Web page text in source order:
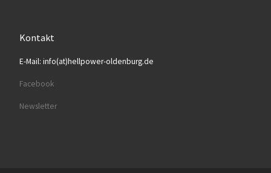
Kontakt
E-Mail: info(at)hellpower-oldenburg.de
Facebook
Newsletter